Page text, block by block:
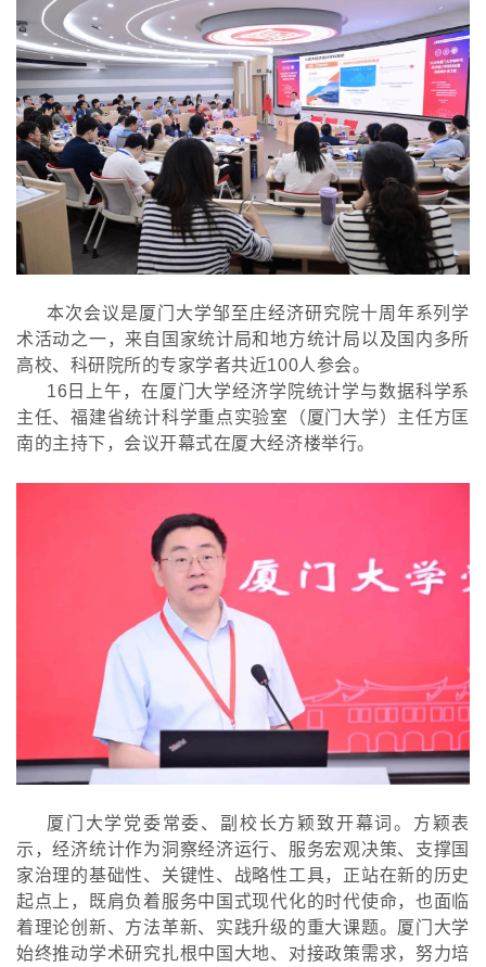
本次会议是厦门大学邹至庄经济研究院十周年系列学
术活动之一，来自国家统计局和地方统计局以及国内多所
高校、科研院所的专家学者共近100人参会。
16日上午，在厦门大学经济学院统计学与数据科学系
主任、福建省统计科学重点实验室（厦门大学）主任方匡
南的主持下，会议开幕式在厦大经济楼举行。
厦门大学党委常委、副校长方颖致开幕词。方颖表
示，经济统计作为洞察经济运行、服务宏观决策、支撑国
家治理的基础性、关键性、战略性工具，正站在新的历史
起点上，既肩负着服务中国式现代化的时代使命，也面临
着理论创新、方法革新、实践升级的重大课题。厦门大学
始终推动学术研究扎根中国大地、对接政策需求，努力培